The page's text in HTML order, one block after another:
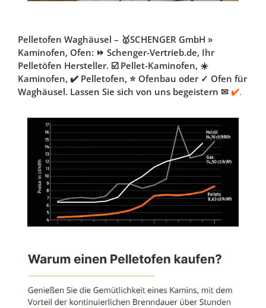
Pelletofen Waghäusel – 🥇SCHENGER GmbH »
Kaminofen, Ofen: ⏩ Schenger-Vertrieb.de, Ihr
Pelletöfen Hersteller. ☑️ Pellet-Kaminofen, ☀️
Kaminofen, ✔️ Pelletofen, ⭐ Ofenbau oder ✓ Ofen für
Waghäusel. Lassen Sie sich von uns begeistern ✉ ✔️.